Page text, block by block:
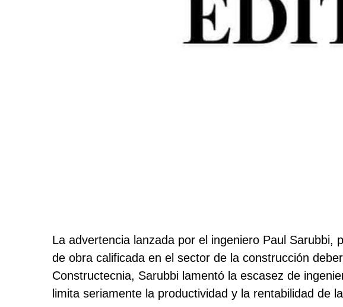
La advertencia lanzada por el ingeniero Paul
de obra calificada en el sector de la construcción
Constructecnia, Sarubbi lamentó la escasez de
limita seriamente la productividad y la rentabilidad de